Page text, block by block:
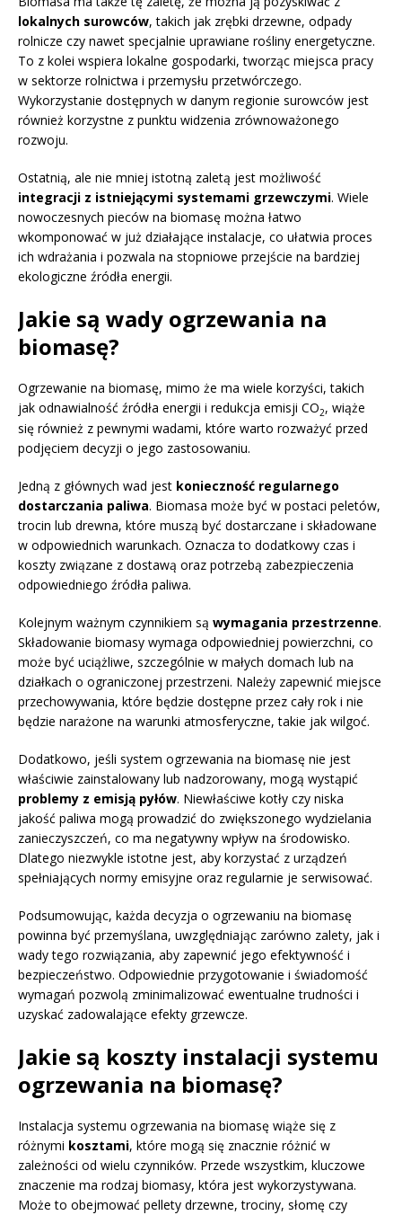
lokalnych surowców, takich jak zrębki drzewne, odpady
rolnicze czy nawet specjalnie uprawiane rośliny energetyczne.
To z kolei wspiera lokalne gospodarki, tworząc miejsca pracy
w sektorze rolnictwa i przemysłu przetwórczego.
Wykorzystanie dostępnych w danym regionie surowców jest
również korzystne z punktu widzenia zrównoważonego
rozwoju.
Ostatnią, ale nie mniej istotną zaletą jest możliwość
integracji z istniejącymi systemami grzewczymi. Wiele
nowoczesnych pieców na biomasę można łatwo
wkomponować w już działające instalacje, co ułatwia proces
ich wdrażania i pozwala na stopniowe przejście na bardziej
ekologiczne źródła energii.
Jakie są wady ogrzewania na
biomasę?
Ogrzewanie na biomasę, mimo że ma wiele korzyści, takich
jak odnawialność źródła energii i redukcja emisji CO2, wiąże
się również z pewnymi wadami, które warto rozważyć przed
podjęciem decyzji o jego zastosowaniu.
Jedną z głównych wad jest konieczność regularnego
dostarczania paliwa. Biomasa może być w postaci peletów,
trocin lub drewna, które muszą być dostarczane i składowane
w odpowiednich warunkach. Oznacza to dodatkowy czas i
koszty związane z dostawą oraz potrzebą zabezpieczenia
odpowiedniego źródła paliwa.
Kolejnym ważnym czynnikiem są wymagania przestrzenne.
Składowanie biomasy wymaga odpowiedniej powierzchni, co
może być uciążliwe, szczególnie w małych domach lub na
działkach o ograniczonej przestrzeni. Należy zapewnić miejsce
przechowywania, które będzie dostępne przez cały rok i nie
będzie narażone na warunki atmosferyczne, takie jak wilgoć.
Dodatkowo, jeśli system ogrzewania na biomasę nie jest
właściwie zainstalowany lub nadzorowany, mogą wystąpić
problemy z emisją pyłów. Niewłaściwe kotły czy niska
jakość paliwa mogą prowadzić do zwiększonego wydzielania
zanieczyszczeń, co ma negatywny wpływ na środowisko.
Dlatego niezwykle istotne jest, aby korzystać z urządzeń
spełniających normy emisyjne oraz regularnie je serwisować.
Podsumowując, każda decyzja o ogrzewaniu na biomasę
powinna być przemyślana, uwzględniając zarówno zalety, jak i
wady tego rozwiązania, aby zapewnić jego efektywność i
bezpieczeństwo. Odpowiednie przygotowanie i świadomość
wymagań pozwolą zminimalizować ewentualne trudności i
uzyskać zadowalające efekty grzewcze.
Jakie są koszty instalacji systemu
ogrzewania na biomasę?
Instalacja systemu ogrzewania na biomasę wiąże się z
różnymi kosztami, które mogą się znacznie różnić w
zależności od wielu czynników. Przede wszystkim, kluczowe
znaczenie ma rodzaj biomasy, która jest wykorzystywana.
Może to obejmować pellety drzewne, trociny, słomę czy